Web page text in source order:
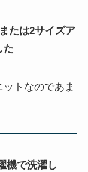
たは2サイズア
た
トなのであま
機で洗濯し